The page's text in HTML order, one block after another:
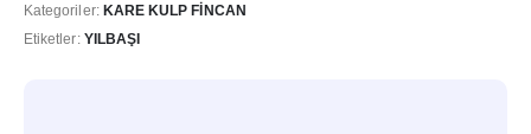
Kategoriler: KARE KULP FINCAN
Etiketler: YILBAŞI